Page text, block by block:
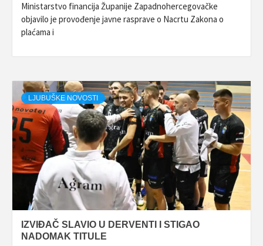
Ministarstvo financija Županije Zapadnohercegovačke
objavilo je provođenje javne rasprave o Nacrtu Zakona o
plaćama i
LJUBUŠKE NOVOSTI
IZVIĐAČ SLAVIO U DERVENTI I STIGAO
NADOMAK TITULE